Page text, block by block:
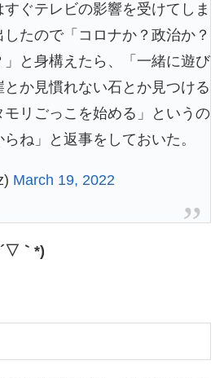
ぐテレビの影響を受けてしま
たので「コロナか？政治か？
と身構えたら、「一緒に遊び
か見慣れない石とか見つける
モリごっこを始める」というの
ね」と返事をしておいた。
March 19, 2022
｀*)